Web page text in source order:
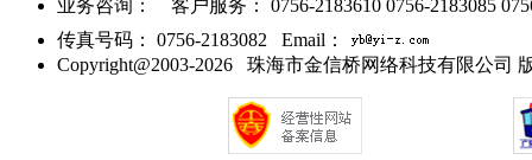
业务咨询：
客户服务： 0756-2183610 0756-2183085
传真号码： 0756-2183082 Email：
Copyright@2003-2026 珠海市金信桥网络科技有限公司